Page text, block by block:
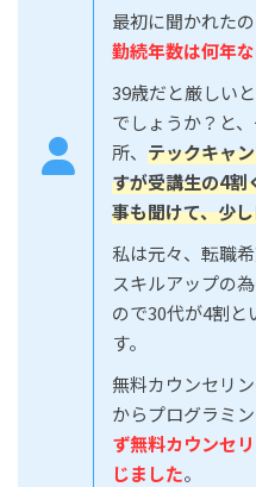
最初に聞かれたの
勤続年数は何年
39歳だと厳しい
でしょうか？と
所、 テックキャ
すが受講生の4割
事も聞けて、少
私は元々、転職
スキルアップの
ので30代が4割
す。
無料カウンセリ
からプログラミ
ず無料カウンセ
じました。